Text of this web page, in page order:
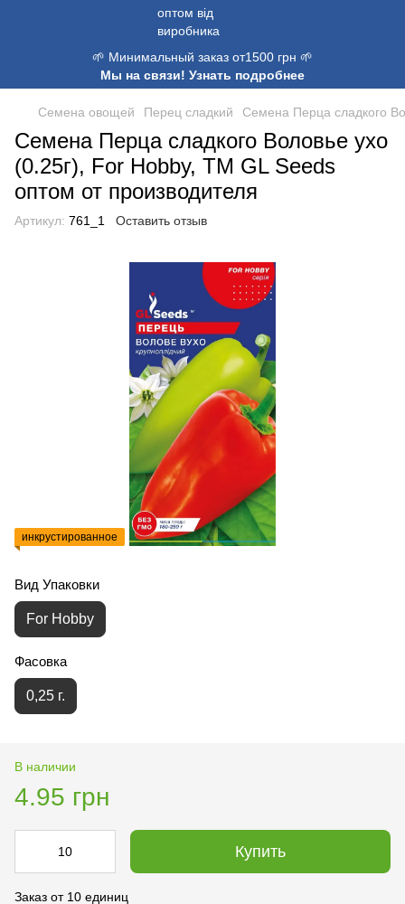
🌱 Минимальный заказ от1500 грн 🌱
Мы на связи! Узнать подробнее
Семена овощей Перец сладкий Семена Перца сладкого
Семена Перца сладкого Воловье ухо
(0.25г), For Hobby, TM GL Seeds
оптом от производителя
Артикул: 761_1 Оставить отзыв
инкрустированное
Вид Упаковки
For Hobby
Фасовка
0,25 г.
В наличии
4.95 грн
Купить
Заказ от 10 единиц